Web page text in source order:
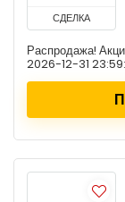
СДЕЛКА
Распродажа!
2026-12-31